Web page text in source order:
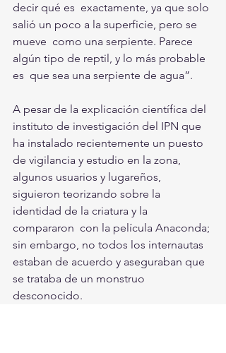
decir qué es  exactamente, ya que solo
salió un poco a la superficie, pero se
mueve  como una serpiente. Parece
algún tipo de reptil, y lo más probable
es  que sea una serpiente de agua”.
A pesar de la explicación científica del
instituto de investigación del IPN que
ha instalado recientemente un puesto
de vigilancia y estudio en la zona,
algunos usuarios y lugareños,
siguieron teorizando sobre la
identidad de la criatura y la
compararon  con la película Anaconda;
sin embargo, no todos los internautas
estaban de acuerdo y aseguraban que
se trataba de un monstruo
desconocido.